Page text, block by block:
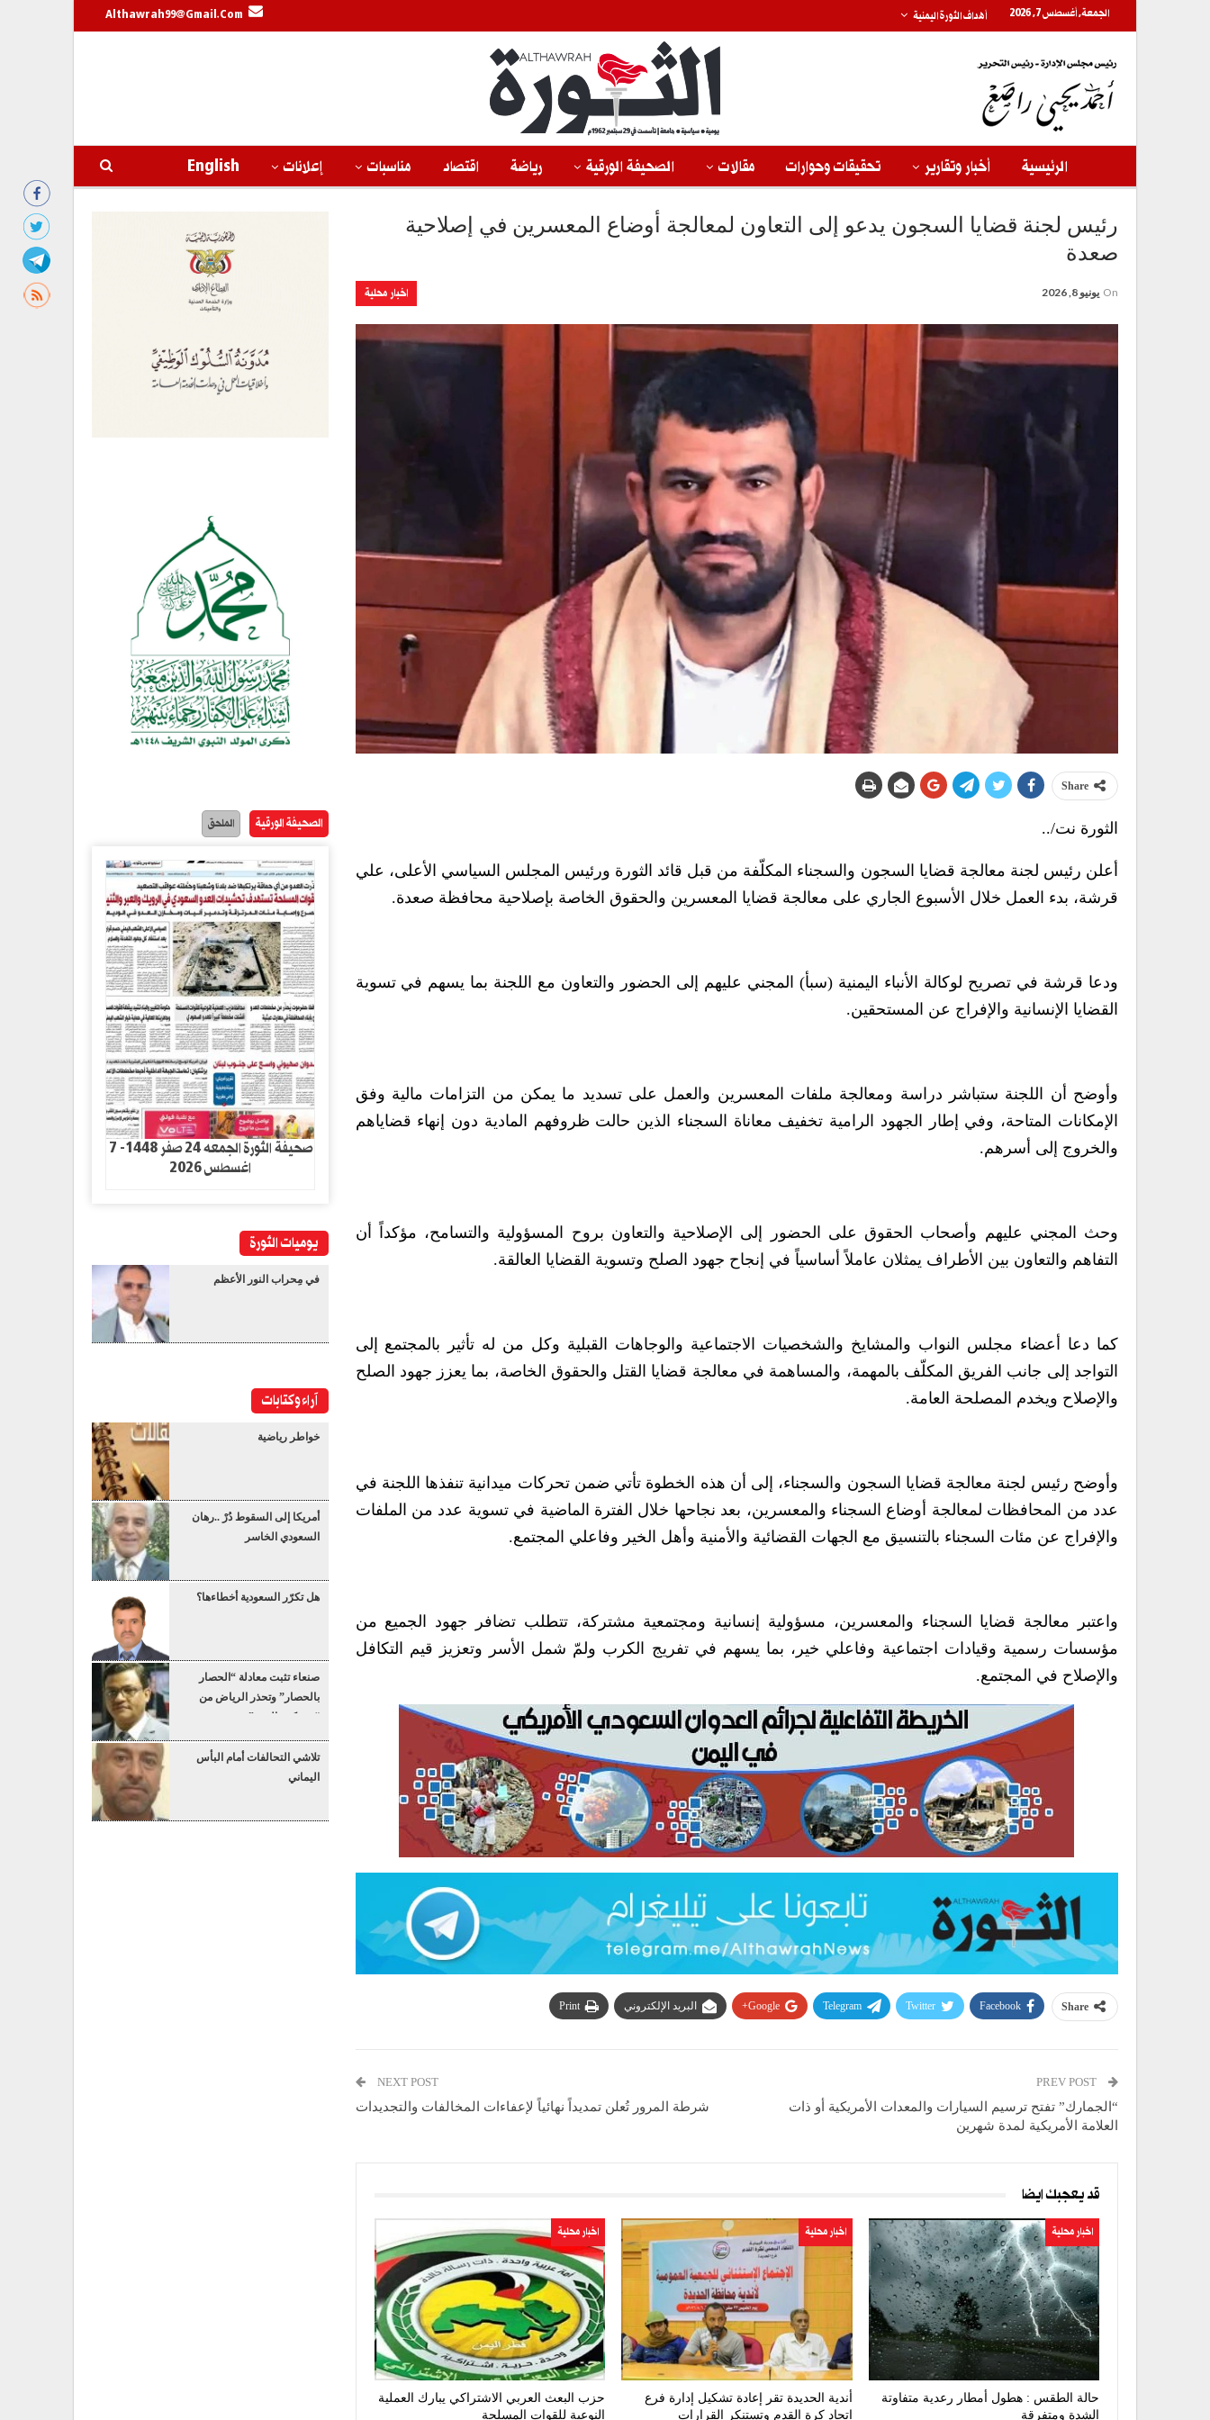
الجمعة, أغسطس 7, 2026 أهداف الثورة اليمنية Althawrah99@gmail.com
الرئيسية أخبار وتقارير تحقيقات وحوارات مقالات الصحيفة الورقية رياضة اقتصاد مناسبات إعلانات English
رئيس لجنة قضايا السجون يدعو إلى التعاون لمعالجة أوضاع المعسرين في إصلاحية
صعدة
اخبار محلية On يونيو 8, 2026
Share
الثورة نت/..
أعلن رئيس لجنة معالجة قضايا السجون والسجناء المكلّفة من قبل قائد الثورة ورئيس المجلس السياسي الأعلى، علي
قرشة، بدء العمل خلال الأسبوع الجاري على معالجة قضايا المعسرين والحقوق الخاصة بإصلاحية محافظة صعدة.
ودعا قرشة في تصريح لوكالة الأنباء اليمنية (سبأ) المجني عليهم إلى الحضور والتعاون مع اللجنة بما يسهم في تسوية
القضايا الإنسانية والإفراج عن المستحقين.
وأوضح أن اللجنة ستباشر دراسة ومعالجة ملفات المعسرين والعمل على تسديد ما يمكن من التزامات مالية وفق
الإمكانات المتاحة، وفي إطار الجهود الرامية تخفيف معاناة السجناء الذين حالت ظروفهم المادية دون إنهاء قضاياهم
والخروج إلى أسرهم.
وحث المجني عليهم وأصحاب الحقوق على الحضور إلى الإصلاحية والتعاون بروح المسؤولية والتسامح، مؤكداً أن
التفاهم والتعاون بين الأطراف يمثلان عاملاً أساسياً في إنجاح جهود الصلح وتسوية القضايا العالقة.
كما دعا أعضاء مجلس النواب والمشايخ والشخصيات الاجتماعية والوجاهات القبلية وكل من له تأثير بالمجتمع إلى
التواجد إلى جانب الفريق المكلّف بالمهمة، والمساهمة في معالجة قضايا القتل والحقوق الخاصة، بما يعزز جهود الصلح
والإصلاح ويخدم المصلحة العامة.
وأوضح رئيس لجنة معالجة قضايا السجون والسجناء، إلى أن هذه الخطوة تأتي ضمن تحركات ميدانية تنفذها اللجنة في
عدد من المحافظات لمعالجة أوضاع السجناء والمعسرين، بعد نجاحها خلال الفترة الماضية في تسوية عدد من الملفات
والإفراج عن مئات السجناء بالتنسيق مع الجهات القضائية والأمنية وأهل الخير وفاعلي المجتمع.
واعتبر معالجة قضايا السجناء والمعسرين، مسؤولية إنسانية ومجتمعية مشتركة، تتطلب تضافر جهود الجميع من
مؤسسات رسمية وقيادات اجتماعية وفاعلي خير، بما يسهم في تفريج الكرب ولمّ شمل الأسر وتعزيز قيم التكافل
والإصلاح في المجتمع.
Share
Facebook
Twitter
Telegram
Google+ البريد الإلكتروني Print
“الجمارك” تفتح ترسيم السيارات والمعدات الأمريكية أو ذات
العلامة الأمريكية لمدة شهرين
NEXT POST
شرطة المرور تُعلن تمديداً نهائياً لإعفاءات المخالفات والتجديدات
قد يعجبك ايضا
اخبار محلية
حالة الطقس : هطول أمطار رعدية متفاوتة
الشدة ومتفرقة
اخبار محلية
أندية الحديدة تقر إعادة تشكيل إدارة فرع
اتحاد كرة القدم وتستنكر القرارات
اخبار محلية
حزب البعث العربي الاشتراكي يبارك العملية
النوعية للقوات المسلحة
الصحيفة الورقية الملحق
صحيفة الثورة الجمعه 24 صفر 1448- 7
اغسطس 2026
يوميات الثورة
في مِحراب النور الأعظم
آراء وكتابات
خواطر رياضية
أمريكا إلى السقوط دُرْ ..رهان
السعودي الخاسر
هل تكرّر السعودية أخطاءها؟
صنعاء تثبت معادلة “الحصار
بالحصار” وتحذر الرياض من
“عسكرة البحر”
تلاشي التحالفات أمام البأس
اليماني